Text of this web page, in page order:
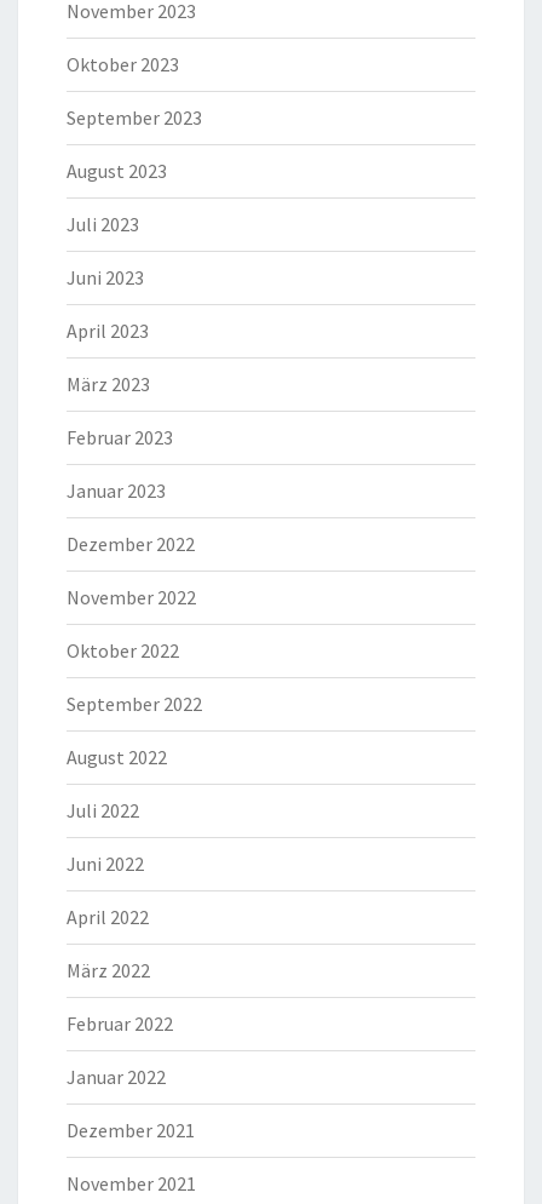
November 2023
Oktober 2023
September 2023
August 2023
Juli 2023
Juni 2023
April 2023
März 2023
Februar 2023
Januar 2023
Dezember 2022
November 2022
Oktober 2022
September 2022
August 2022
Juli 2022
Juni 2022
April 2022
März 2022
Februar 2022
Januar 2022
Dezember 2021
November 2021